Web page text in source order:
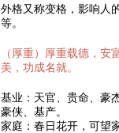
外格又称变格，影响人
等。
（厚重）厚重载德，安
美，功成名就。
基业：天官、贵命、豪
豪侠、基产。
家庭：春日花开，可望